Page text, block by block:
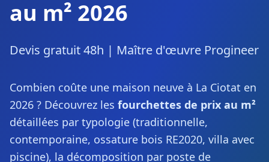
au m² 2026
Devis gratuit 48h | Maître d'œuvre Progineer
Combien coûte une maison neuve à La Ciotat en
2026 ? Découvrez les fourchettes de prix au m²
détaillées par typologie (traditionnelle,
contemporaine, ossature bois RE2020, villa avec
piscine), la décomposition par poste de